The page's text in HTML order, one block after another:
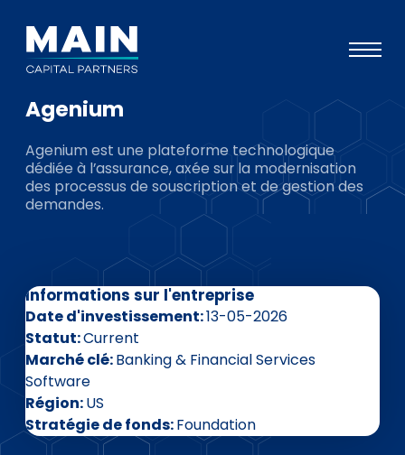
Approche
Notre expertise
Événements
Investisseurs
ESG
L’équipe
Agenium
Agenium est une plateforme technologique
dédiée à l’assurance, axée sur la modernisation
des processus de souscription et de gestion des
demandes.
Informations sur l'entreprise
Date d'investissement 13-05-2026
Statut Current
Marché clé Banking & Financial Services
Software
Région US
Stratégie de fonds Foundation